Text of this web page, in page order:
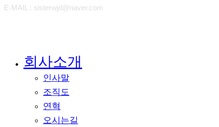
E-MAIL : sisterwjd@naver.com
회사소개
인사말
조직도
연혁
오시는길